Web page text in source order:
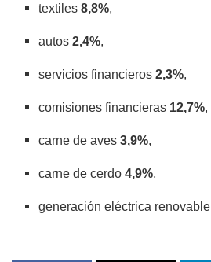
textiles8,8%,
autos2,4%,
servicios financieros2,3%,
comisiones financieras 12,7%,
carne de aves3,9%,
carne de cerdo4,9%,
generación eléctrica renovable